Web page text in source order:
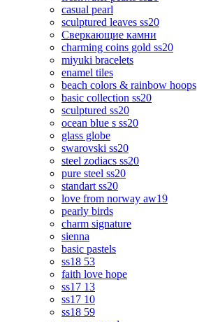
casual pearl
sculptured leaves ss20
Сверкающие камни
charming coins gold ss20
miyuki bracelets
enamel tiles
beach colors & rainbow hoops
basic collection ss20
sculptured ss20
ocean blue s ss20
glass globe
swarovski ss20
steel zodiacs ss20
pure steel ss20
standart ss20
love from norway aw19
pearly birds
charm signature
sienna
basic pastels
ss18 53
faith love hope
ss17 13
ss17 10
ss18 59